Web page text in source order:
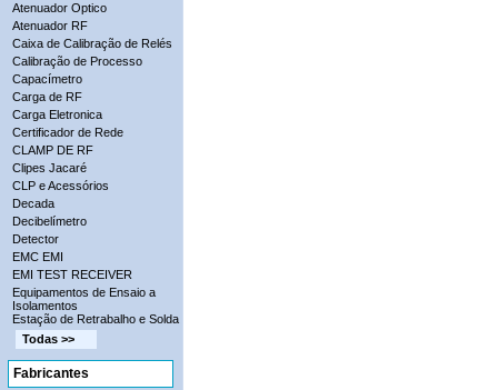
Atenuador Optico
Atenuador RF
Caixa de Calibração de Relés
Calibração de Processo
Capacímetro
Carga de RF
Carga Eletronica
Certificador de Rede
CLAMP DE RF
Clipes Jacaré
CLP e Acessórios
Decada
Decibelímetro
Detector
EMC EMI
EMI TEST RECEIVER
Equipamentos de Ensaio a
Isolamentos
Estação de Retrabalho e Solda
Todas >>
Fabricantes